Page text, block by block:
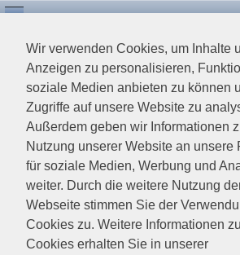
Wir verwenden Cookies, um Inhalte
Anzeigen zu personalisieren,
soziale Medien anbieten zu können
Zugriffe auf unsere Website zu
Außerdem geben wir Informationen
Nutzung unserer Website an unsere
für soziale Medien, Werbung und
weiter. Durch die weitere Nutzung
Webseite stimmen Sie der
Cookies zu. Weitere Informationen zu
Cookies erhalten Sie in unserer